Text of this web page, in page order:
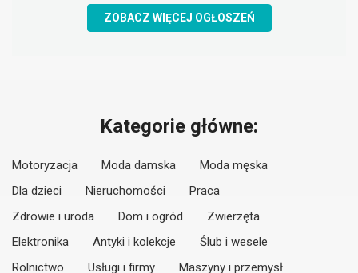
ZOBACZ WIĘCEJ OGŁOSZEŃ
Kategorie główne:
Motoryzacja Moda damska
Moda męska
Dla dzieci
Nieruchomości
Praca
Zdrowie i uroda
Dom i ogród
Zwierzęta
Elektronika
Antyki i kolekcje
Ślub i wesele
Rolnictwo
Usługi i firmy Maszyny i przemysł